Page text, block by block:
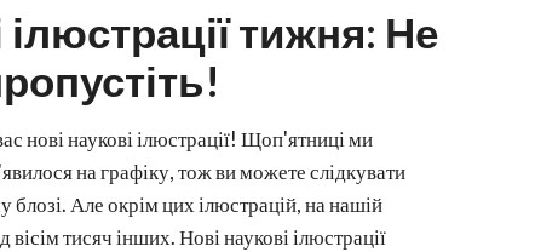
тижня: Не
нові наукові ілюстрації! Щоп'ятниці ми
на графіку, тож ви можете слідкувати
Але окрім цих ілюстрацій, на нашій
тисяч інших. Нові наукові ілюстрації